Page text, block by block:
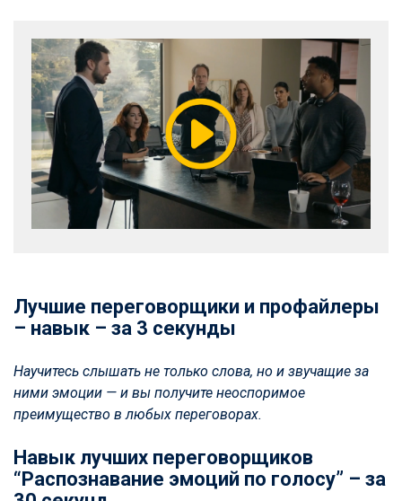
Лучшие переговорщики и профайлеры
– навык – за 3 секунды
Научитесь слышать не только слова, но и звучащие за
ними эмоции — и вы получите неоспоримое
преимущество в любых переговорах.
Навык лучших переговорщиков
“Распознавание эмоций по голосу” – за